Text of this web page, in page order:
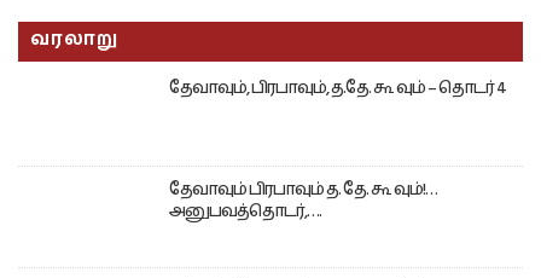
வரலாறு
தேவாவும், பிரபாவும், த.தே. கூ வும் – தொடர் 4
தேவாவும் பிரபாவும் த. தே. கூ வும்!…
அனுபவத்தொடர்,….